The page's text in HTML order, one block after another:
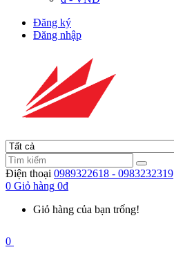
Đăng ký
Đăng nhập
Điện thoại 0989322618 - 0983232319
0 Giỏ hàng 0đ
Giỏ hàng của bạn trống!
0